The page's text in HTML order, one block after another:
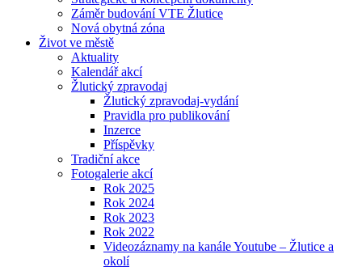
Záměr budování VTE Žlutice
Nová obytná zóna
Život ve městě
Aktuality
Kalendář akcí
Žlutický zpravodaj
Žlutický zpravodaj-vydání
Pravidla pro publikování
Inzerce
Příspěvky
Tradiční akce
Fotogalerie akcí
Rok 2025
Rok 2024
Rok 2023
Rok 2022
Videozáznamy na kanále Youtube – Žlutice a
okolí